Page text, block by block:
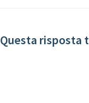
Questa risposta